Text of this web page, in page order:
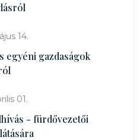
14.
egyéni gazdaságok
01.
- fürdővezetői